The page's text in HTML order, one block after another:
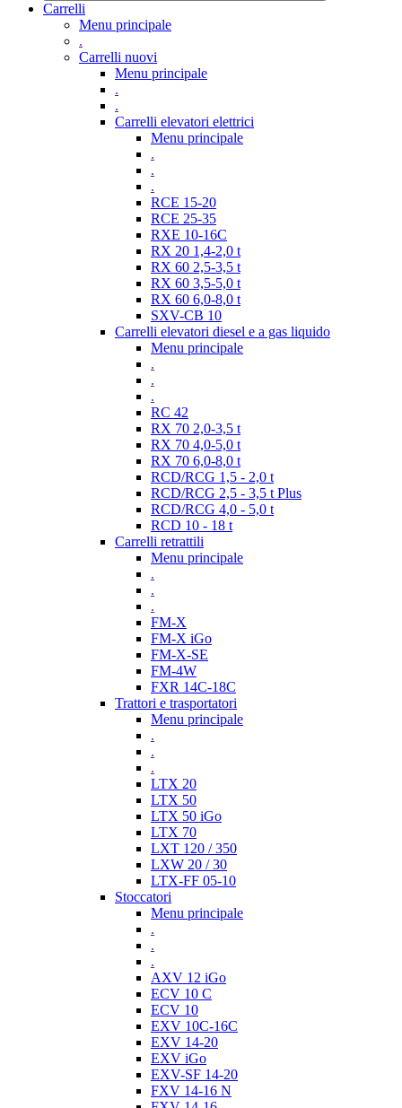
Carrelli
Menu principale
.
Carrelli nuovi
Menu principale
.
.
Carrelli elevatori elettrici
Menu principale
.
.
.
RCE 15-20
RCE 25-35
RXE 10-16C
RX 20 1,4-2,0 t
RX 60 2,5-3,5 t
RX 60 3,5-5,0 t
RX 60 6,0-8,0 t
SXV-CB 10
Carrelli elevatori diesel e a gas liquido
Menu principale
.
.
.
RC 42
RX 70 2,0-3,5 t
RX 70 4,0-5,0 t
RX 70 6,0-8,0 t
RCD/RCG 1,5 - 2,0 t
RCD/RCG 2,5 - 3,5 t Plus
RCD/RCG 4,0 - 5,0 t
RCD 10 - 18 t
Carrelli retrattili
Menu principale
.
.
.
FM-X
FM-X iGo
FM-X-SE
FM-4W
FXR 14C-18C
Trattori e trasportatori
Menu principale
.
.
.
LTX 20
LTX 50
LTX 50 iGo
LTX 70
LXT 120 / 350
LXW 20 / 30
LTX-FF 05-10
Stoccatori
Menu principale
.
.
.
AXV 12 iGo
ECV 10 C
ECV 10
EXV 10C-16C
EXV 14-20
EXV iGo
EXV-SF 14-20
FXV 14-16 N